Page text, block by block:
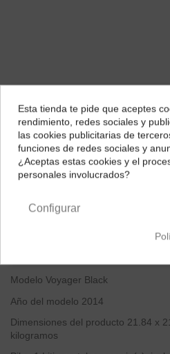
Marca JBL
Configuración del canal de sonido
Dimensiones del producto: largo x
centímetros
Peso del producto
Modelo ‎Voyager Black
Año del modelo ‎2014
Dimensiones del producto ‎21.84 x
kilogramos
¿Dónde deseas
Selecciona tu ubicación para
impuestos correctos
Esta tienda te pide que aceptes
rendimiento, redes sociales y
las cookies publicitarias de
funciones de redes sociales y
¿Aceptas estas cookies y el
personales involucrados?
Configurar